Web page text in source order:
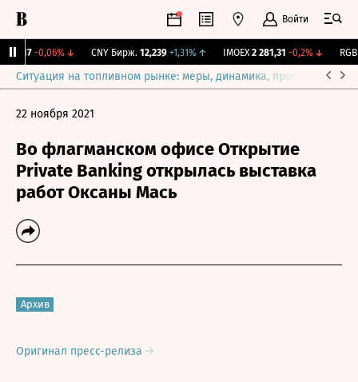
Войти
-0,06%↓ CNY Бирж. 12,239 +1,31% ↑ IMOEX 2 281,31 -0,2%↓
Ситуация на топливном рынке: меры, динамика, прогнозы
22 ноября 2021
Во флагманском офисе Открытие
Private Banking открылась выставка
работ Оксаны Мась
Архив
Оригинал пресс-релиза